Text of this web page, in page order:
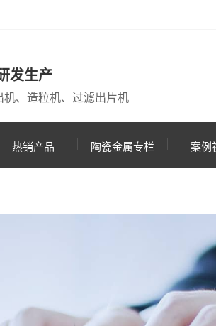
发生产
、造粒机、过滤出片机
热销产品 陶瓷金属专栏 案例